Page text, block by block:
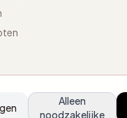
Alleen
noodzakelijke